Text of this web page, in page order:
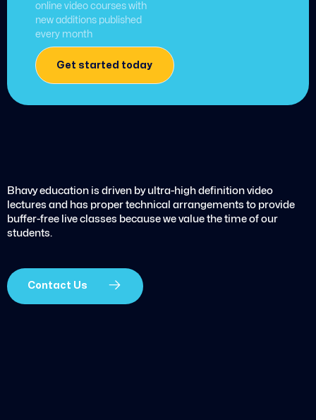
online video courses with
new additions published
every month
Get started today
Bhavy education is driven by ultra-high definition video
lectures and has proper technical arrangements to provide
buffer-free live classes because we value the time of our
students.
Contact Us